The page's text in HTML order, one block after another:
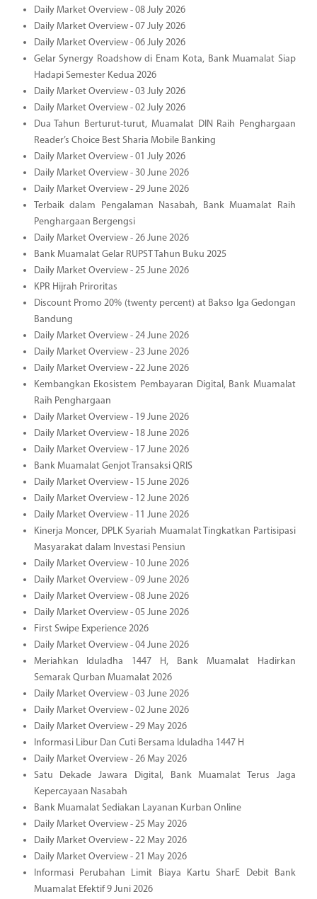
Daily Market Overview - 08 July 2026
Daily Market Overview - 07 July 2026
Daily Market Overview - 06 July 2026
Gelar Synergy Roadshow di Enam Kota, Bank Muamalat Siap
Hadapi Semester Kedua 2026
Daily Market Overview - 03 July 2026
Daily Market Overview - 02 July 2026
Dua Tahun Berturut-turut, Muamalat DIN Raih Penghargaan
Reader’s Choice Best Sharia Mobile Banking
Daily Market Overview - 01 July 2026
Daily Market Overview - 30 June 2026
Daily Market Overview - 29 June 2026
Terbaik dalam Pengalaman Nasabah, Bank Muamalat Raih
Penghargaan Bergengsi
Daily Market Overview - 26 June 2026
Bank Muamalat Gelar RUPST Tahun Buku 2025
Daily Market Overview - 25 June 2026
KPR Hijrah Priroritas
Discount Promo 20% (twenty percent) at Bakso Iga Gedongan
Bandung
Daily Market Overview - 24 June 2026
Daily Market Overview - 23 June 2026
Daily Market Overview - 22 June 2026
Kembangkan Ekosistem Pembayaran Digital, Bank Muamalat
Raih Penghargaan
Daily Market Overview - 19 June 2026
Daily Market Overview - 18 June 2026
Daily Market Overview - 17 June 2026
Bank Muamalat Genjot Transaksi QRIS
Daily Market Overview - 15 June 2026
Daily Market Overview - 12 June 2026
Daily Market Overview - 11 June 2026
Kinerja Moncer, DPLK Syariah Muamalat Tingkatkan Partisipasi
Masyarakat dalam Investasi Pensiun
Daily Market Overview - 10 June 2026
Daily Market Overview - 09 June 2026
Daily Market Overview - 08 June 2026
Daily Market Overview - 05 June 2026
First Swipe Experience 2026
Daily Market Overview - 04 June 2026
Meriahkan Iduladha 1447 H, Bank Muamalat Hadirkan
Semarak Qurban Muamalat 2026
Daily Market Overview - 03 June 2026
Daily Market Overview - 02 June 2026
Daily Market Overview - 29 May 2026
Informasi Libur Dan Cuti Bersama Iduladha 1447 H
Daily Market Overview - 26 May 2026
Satu Dekade Jawara Digital, Bank Muamalat Terus Jaga
Kepercayaan Nasabah
Bank Muamalat Sediakan Layanan Kurban Online
Daily Market Overview - 25 May 2026
Daily Market Overview - 22 May 2026
Daily Market Overview - 21 May 2026
Informasi Perubahan Limit Biaya Kartu SharE Debit Bank
Muamalat Efektif 9 Juni 2026